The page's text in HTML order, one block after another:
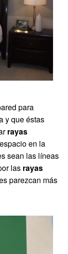
para
y que éstas
rayas
en la
sean las líneas
las rayas
parezcan más